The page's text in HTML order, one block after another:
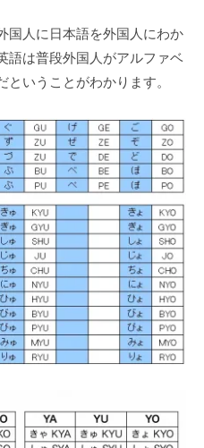
国⼈に⽇本語を外国⼈にわか
語は普段外国⼈がアルファベ
いうことがわかります。